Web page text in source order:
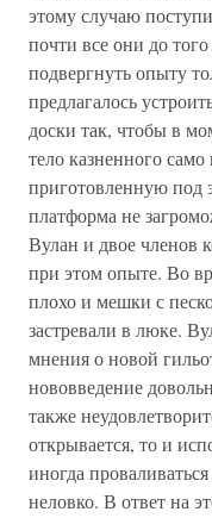
этому случаю
почти все они до
подвергнуть опыту
предлагалось
доски так, чтобы в
тело казненного
приготовленную под
платформа не
Вулан и двое членов
при этом опыте. Во
плохо и мешки с
застревали в люке.
мнения о новой
нововведение
также
открывается, то и
иногда
неловко. В ответ на